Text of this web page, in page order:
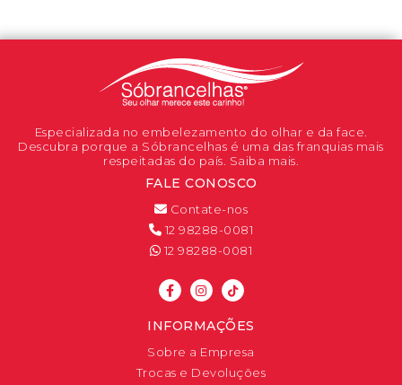
Especializada no embelezamento do olhar e da face.
Descubra porque a Sóbrancelhas é uma das franquias mais
respeitadas do país. Saiba mais.
FALE CONOSCO
Contate-nos
12 98288-0081
12 98288-0081
INFORMAÇÕES
Sobre a Empresa
Trocas e Devoluções